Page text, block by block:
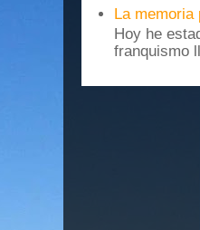
La
Hoy he
franquismo